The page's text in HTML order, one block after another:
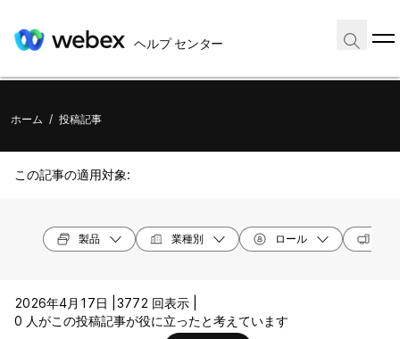
ヘルプ センター
ホーム / 投稿記事
この記事の適用対象:
製品 業種別 ロール
2026年4月17日 | 3772 回表示 |
0 人がこの投稿記事が役に立ったと考えています